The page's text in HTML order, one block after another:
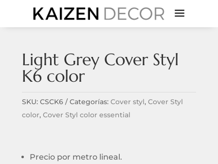
a
Light Grey Cover Styl
K6 color
SKU: CSCK6 Categorías: Cover styl, Cover Styl
color, Cover Styl color essential
Precio por metro lineal.